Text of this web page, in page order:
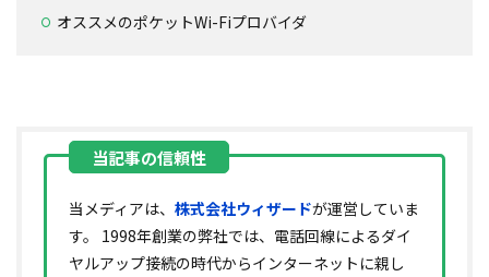
オススメのポケットWi-Fiプロバイダ
当メディアは、 株式会社ウィザードが運営していま
す。 1998年創業の弊社では、電話回線によるダイ
ヤルアップ接続の時代からインターネットに親し